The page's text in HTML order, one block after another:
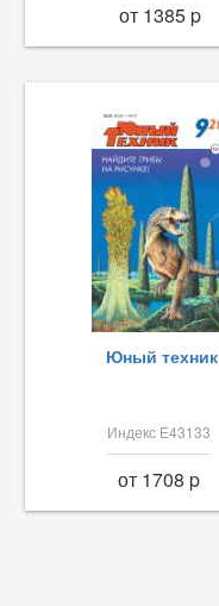
от 1385 p
Юный техник
Индекс Е43133
от 1708 p